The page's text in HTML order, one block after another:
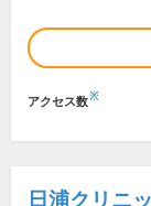
アクセス数※
日浦クリニ